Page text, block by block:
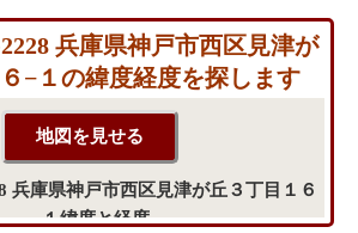
兵庫県神戸市西区見津が
−１の緯度経度を探します
兵庫県神戸市西区見津が丘３丁目１６
−１緯度と経度